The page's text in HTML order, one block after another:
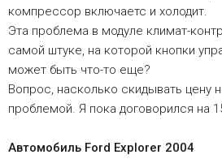
компрессор включаетс и холодит.
Эта проблема в модуле климат-
самой штуке, на которой кнопки
может быть что-то еще?
Вопрос, насколько скидывать цену
проблемой. Я пока договорился на
Автомобиль Ford Explorer 2004